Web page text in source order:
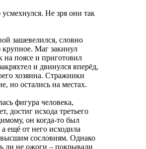
Не зря они так
зашевелился, словно
крупное. Маг закинул
на поясе и приготовил
и двинулся вперёд,
хозяина. Стражники
но остались на местах.
фигура человека,
достиг исхода третьего
он когда-то был
ещё от него исходила
сословиям. Однако
ли не ожоги – покрывали